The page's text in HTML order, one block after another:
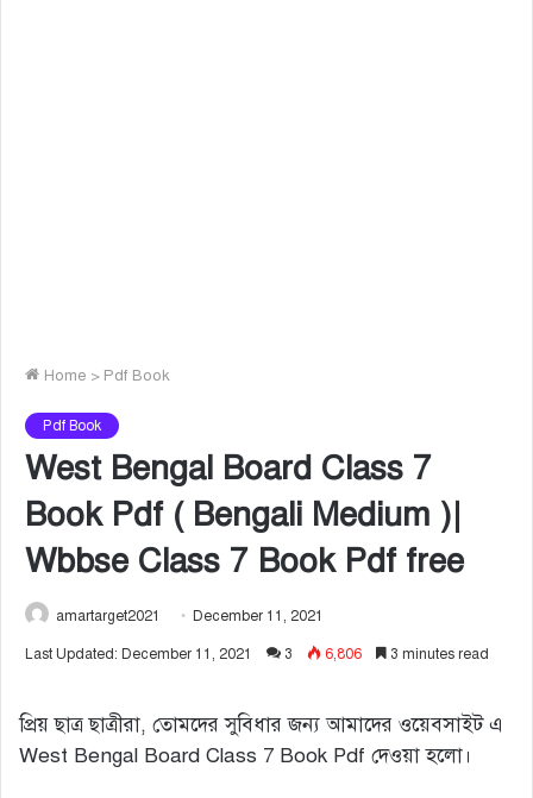
Home > Pdf Book
Pdf Book
West Bengal Board Class 7
Book Pdf ( Bengali Medium )|
Wbbse Class 7 Book Pdf free
amartarget2021 December 11, 2021
Last Updated: December 11, 2021 3 6,806 3 minutes read
প্রিয় ছাত্র ছাত্রীরা, তোমদের সুবিধার জন্য আমাদের ওয়েবসাইট এ
West Bengal Board Class 7 Book Pdf দেওয়া হলো।